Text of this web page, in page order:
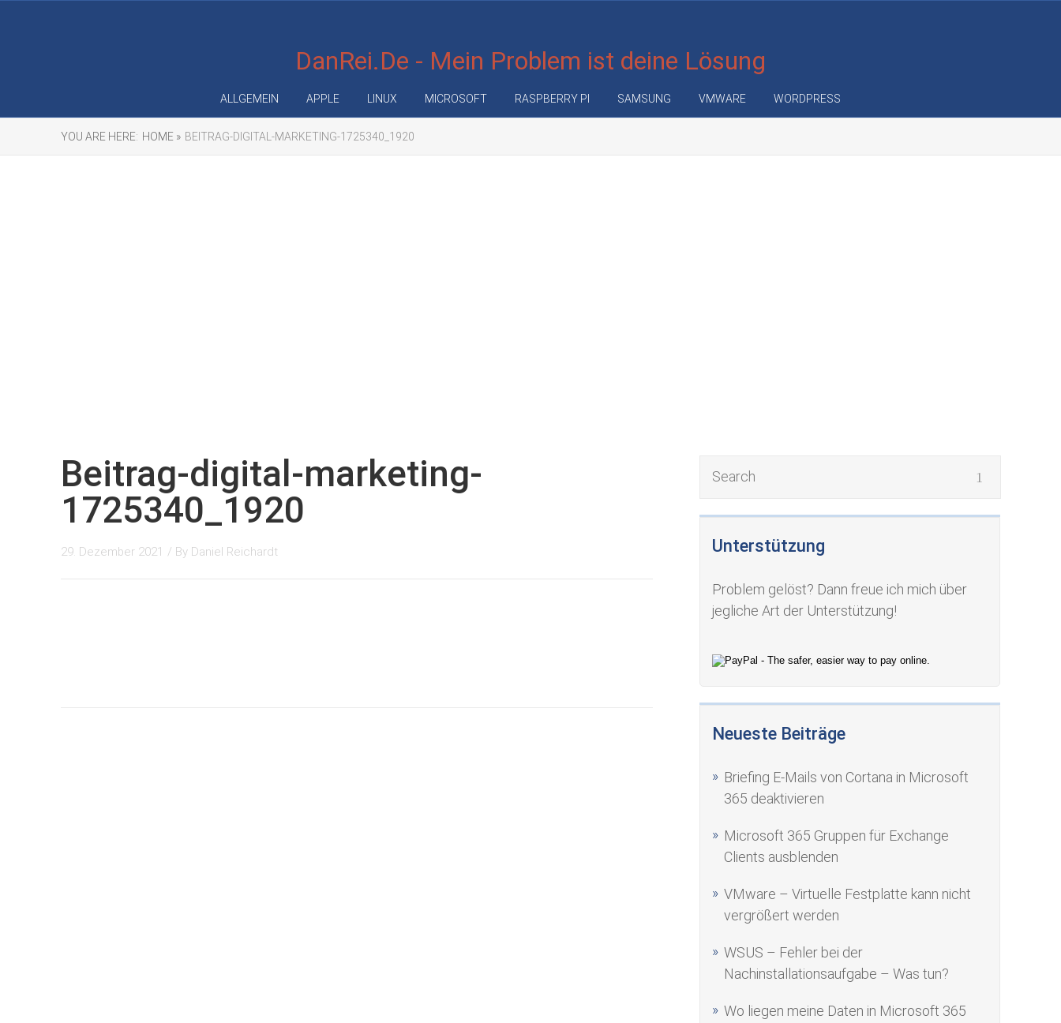
DanRei.De - Mein Problem ist deine Lösung
ALLGEMEIN APPLE LINUX MICROSOFT RASPBERRY PI SAMSUNG VMWARE WORDPRESS
YOU ARE HERE: HOME » BEITRAG-DIGITAL-MARKETING-1725340_1920
Unterstützung
Problem gelöst? Dann freue ich mich über
jegliche Art der Unterstützung!
Neueste Beiträge
Briefing E-Mails von Cortana in Microsoft
365 deaktivieren
Microsoft 365 Gruppen für Exchange
Clients ausblenden
VMware – Virtuelle Festplatte kann nicht
vergrößert werden
WSUS – Fehler bei der
Nachinstallationsaufgabe – Was tun?
Wo liegen meine Daten in Microsoft 365
Beitrag-digital-marketing-
1725340_1920
29. Dezember 2021 / By Daniel Reichardt